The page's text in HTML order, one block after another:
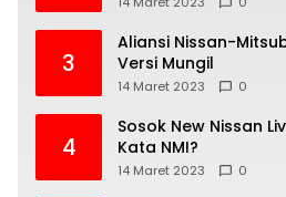
3
Aliansi Nissan-
Versi Mungil
14 Maret 2023 0
4
Sosok New Nissan
Kata NMI?
14 Maret 2023 0